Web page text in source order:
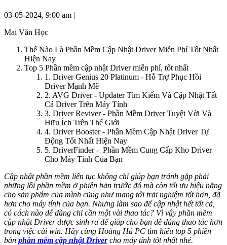
03-05-2024, 9:00 am |
Mai Văn Học
Thế Nào Là Phần Mềm Cập Nhật Driver Miễn Phí Tốt Nhất
Hiện Nay
Top 5 Phần mềm cập nhật Driver miễn phí, tốt nhất
1. Driver Genius 20 Platinum - Hỗ Trợ Phục Hồi
Driver Mạnh Mẽ
2. AVG Driver - Updater Tìm Kiếm Và Cập Nhật Tất
Cả Driver Trên Máy Tính
3. Driver Reviver - Phần Mềm Driver Tuyệt Vời Và
Hữu Ích Trên Thế Giới
4. Driver Booster - Phần Mềm Cập Nhật Driver Tự
Động Tốt Nhất Hiện Nay
5. DriverFinder - Phần Mềm Cung Cấp Kho Driver
Cho Máy Tính Của Bạn
Cập nhật phần mềm liên tục không chỉ giúp bạn tránh gặp phải
những lỗi phần mềm ở phiên bản trước đó mà còn tối ưu hiệu năng
cho sản phẩm của mình cũng như mang tới trải nghiệm tốt hơn, đã
hơn cho máy tính của bạn. Nhưng làm sao để cập nhật hết tất cả,
có cách nào dễ dàng chỉ cần một vài thao tác? Vì vậy phần mềm
cập nhật Driver được sinh ra để giúp cho bạn dễ dàng thao tác hơn
trong việc cài win. Hãy cùng Hoàng Hà PC tìm hiểu top 5 phiên
bản phần mềm cập nhật Drivercho máy tính tốt nhất nhé.